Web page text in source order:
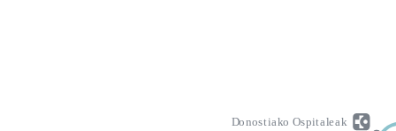
Donostiako Ospitaleak